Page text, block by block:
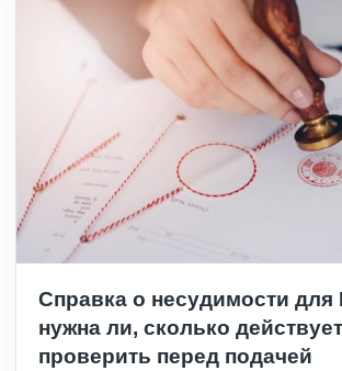
Справка о несудимости
нужна ли, сколько
проверить перед подачей